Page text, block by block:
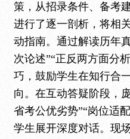
策，从招录条件、备考
进行了逐一剖析，将相
动指南。通过解读历年
次论述”“正反两方面分
巧，鼓励学生在知行合
向。在互动答疑阶段，
省考公优劣势”“岗位适
学生展开深度对话。现